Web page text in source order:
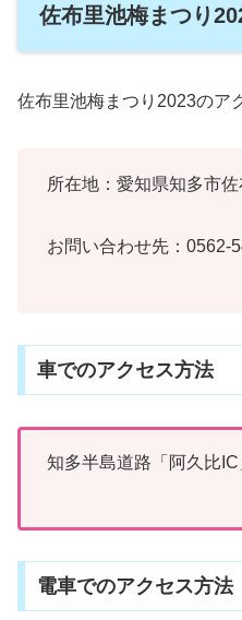
佐布里池梅まつり
佐布里池梅まつり2023のア
所在地：愛知県知多市
お問い合わせ先：0562-
車でのアクセス方法
知多半島道路「阿久比
電車でのアクセス方法